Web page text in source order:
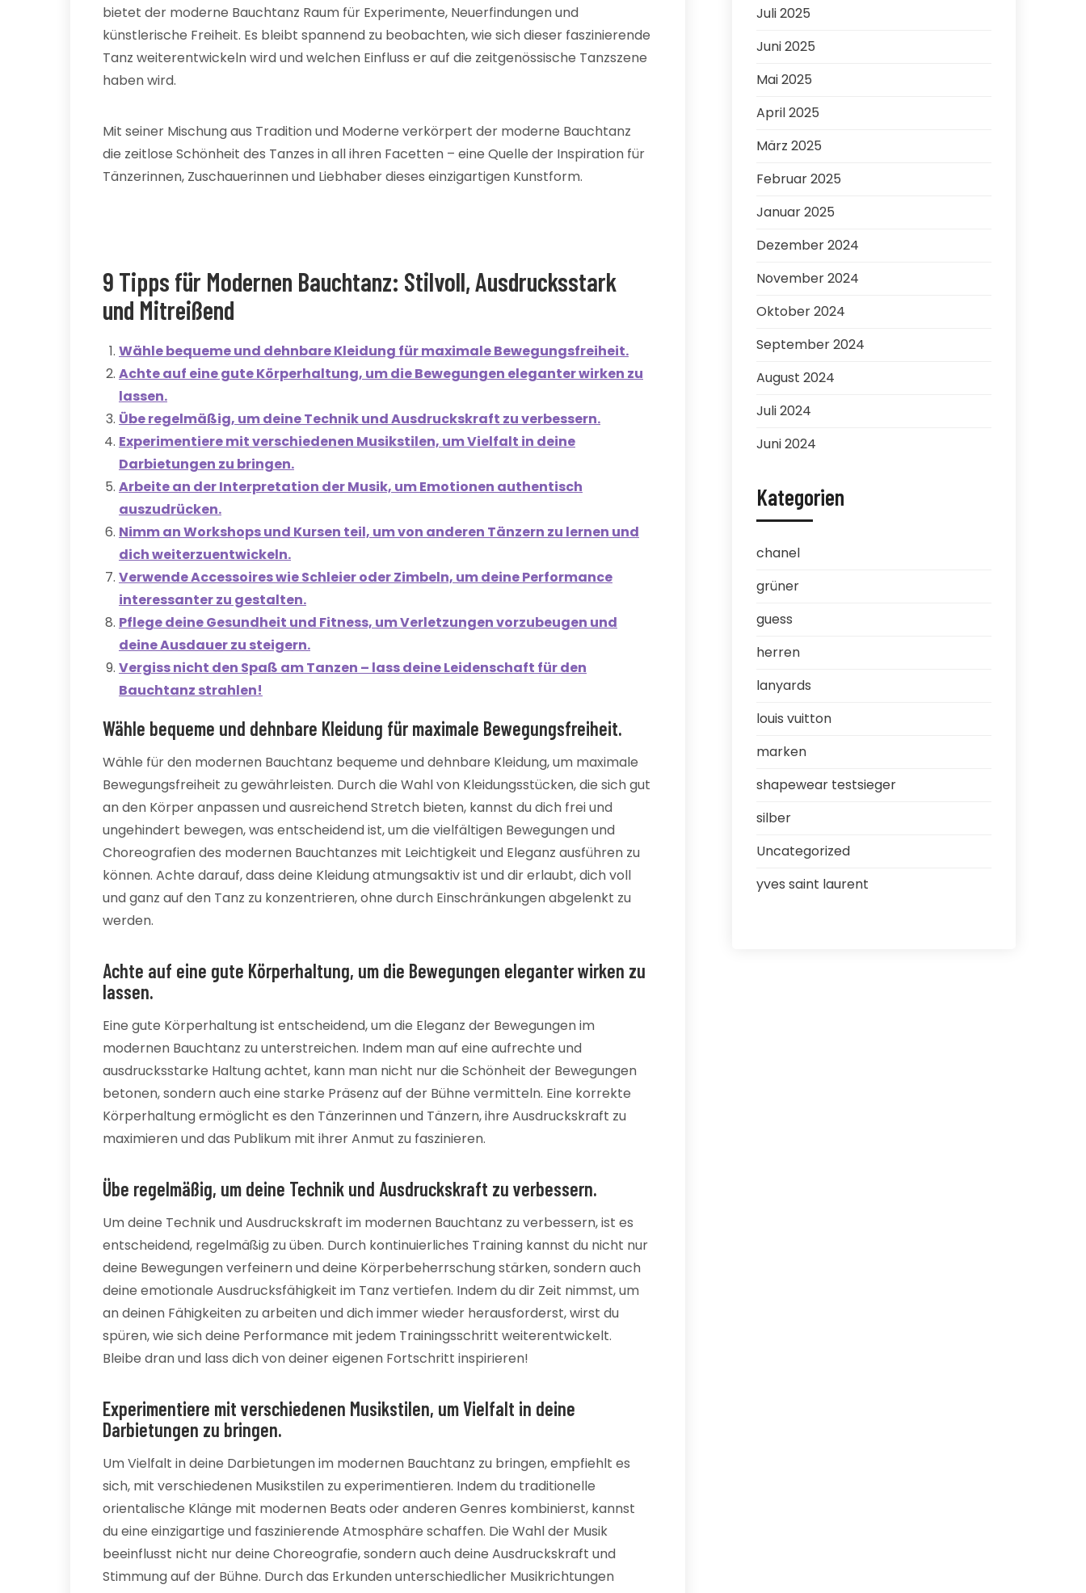
bietet der moderne Bauchtanz Raum für Experimente, Neuerfindungen und
künstlerische Freiheit. Es bleibt spannend zu beobachten, wie sich dieser faszinierende
Tanz weiterentwickeln wird und welchen Einfluss er auf die zeitgenössische Tanzszene
haben wird.
Mit seiner Mischung aus Tradition und Moderne verkörpert der moderne Bauchtanz
die zeitlose Schönheit des Tanzes in all ihren Facetten – eine Quelle der Inspiration für
Tänzerinnen, Zuschauerinnen und Liebhaber dieses einzigartigen Kunstform.
9 Tipps für Modernen Bauchtanz: Stilvoll, Ausdrucksstark
und Mitreißend
Wähle bequeme und dehnbare Kleidung für maximale Bewegungsfreiheit.
Achte auf eine gute Körperhaltung, um die Bewegungen eleganter wirken zu
lassen.
Übe regelmäßig, um deine Technik und Ausdruckskraft zu verbessern.
Experimentiere mit verschiedenen Musikstilen, um Vielfalt in deine
Darbietungen zu bringen.
Arbeite an der Interpretation der Musik, um Emotionen authentisch
auszudrücken.
Nimm an Workshops und Kursen teil, um von anderen Tänzern zu lernen und
dich weiterzuentwickeln.
Verwende Accessoires wie Schleier oder Zimbeln, um deine Performance
interessanter zu gestalten.
Pflege deine Gesundheit und Fitness, um Verletzungen vorzubeugen und
deine Ausdauer zu steigern.
Vergiss nicht den Spaß am Tanzen – lass deine Leidenschaft für den
Bauchtanz strahlen!
Wähle bequeme und dehnbare Kleidung für maximale Bewegungsfreiheit.
Wähle für den modernen Bauchtanz bequeme und dehnbare Kleidung, um maximale
Bewegungsfreiheit zu gewährleisten. Durch die Wahl von Kleidungsstücken, die sich gut
an den Körper anpassen und ausreichend Stretch bieten, kannst du dich frei und
ungehindert bewegen, was entscheidend ist, um die vielfältigen Bewegungen und
Choreografien des modernen Bauchtanzes mit Leichtigkeit und Eleganz ausführen zu
können. Achte darauf, dass deine Kleidung atmungsaktiv ist und dir erlaubt, dich voll
und ganz auf den Tanz zu konzentrieren, ohne durch Einschränkungen abgelenkt zu
werden.
Achte auf eine gute Körperhaltung, um die Bewegungen eleganter wirken zu
lassen.
Eine gute Körperhaltung ist entscheidend, um die Eleganz der Bewegungen im
modernen Bauchtanz zu unterstreichen. Indem man auf eine aufrechte und
ausdrucksstarke Haltung achtet, kann man nicht nur die Schönheit der Bewegungen
betonen, sondern auch eine starke Präsenz auf der Bühne vermitteln. Eine korrekte
Körperhaltung ermöglicht es den Tänzerinnen und Tänzern, ihre Ausdruckskraft zu
maximieren und das Publikum mit ihrer Anmut zu faszinieren.
Übe regelmäßig, um deine Technik und Ausdruckskraft zu verbessern.
Um deine Technik und Ausdruckskraft im modernen Bauchtanz zu verbessern, ist es
entscheidend, regelmäßig zu üben. Durch kontinuierliches Training kannst du nicht nur
deine Bewegungen verfeinern und deine Körperbeherrschung stärken, sondern auch
deine emotionale Ausdrucksfähigkeit im Tanz vertiefen. Indem du dir Zeit nimmst, um
an deinen Fähigkeiten zu arbeiten und dich immer wieder herausforderst, wirst du
spüren, wie sich deine Performance mit jedem Trainingsschritt weiterentwickelt.
Bleibe dran und lass dich von deiner eigenen Fortschritt inspirieren!
Experimentiere mit verschiedenen Musikstilen, um Vielfalt in deine
Darbietungen zu bringen.
Um Vielfalt in deine Darbietungen im modernen Bauchtanz zu bringen, empfiehlt es
sich, mit verschiedenen Musikstilen zu experimentieren. Indem du traditionelle
orientalische Klänge mit modernen Beats oder anderen Genres kombinierst, kannst
du eine einzigartige und faszinierende Atmosphäre schaffen. Die Wahl der Musik
beeinflusst nicht nur deine Choreografie, sondern auch deine Ausdruckskraft und
Stimmung auf der Bühne. Durch das Erkunden unterschiedlicher Musikrichtungen
Juli 2025
Juni 2025
Mai 2025
April 2025
März 2025
Februar 2025
Januar 2025
Dezember 2024
November 2024
Oktober 2024
September 2024
August 2024
Juli 2024
Juni 2024
Kategorien
chanel
grüner
guess
herren
lanyards
louis vuitton
marken
shapewear testsieger
silber
Uncategorized
yves saint laurent